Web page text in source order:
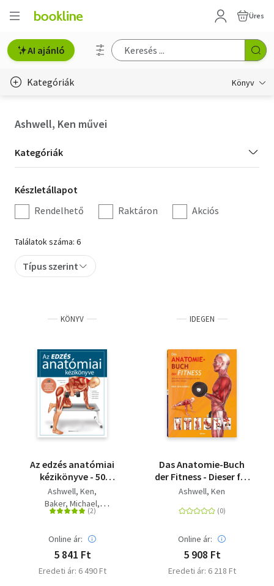
Üres
AI ajánló
Kategóriák Könyv
Hobbi, szabadidő
Irodalom
Művészet
Szakkönyv
Tankönyv, segédkönyv
Társadalomtudomány
Természettudomány
Történelem
Ashwell, Ken művei
Kategória
szűrés
Kategóriák
Készletállapot
szűrés
Készletállapot
Rendelhető
Raktáron Akciós
Találatok száma: 6
Típus szerint
KÖNYV
Az edzés anatómiai
kézikönyve - 50
alapgyakorlat
súlyzókkal,
eszközökkel és
Ashwell, Ken
Baker, Michael
Foulcher, Tim
Online ár:
5 841 Ft
Eredeti ár: 6 490 Ft
IDEGEN
Das Anatomie-Buch
der Fitness - Dieser für
Praxis und Theorie
wendet sich an
ebenso wie an Trainer,
Kraft-, Fitness- und
Freizeitsportler
Ashwell, Ken
Online ár:
5 908 Ft
Eredeti ár: 6 218 Ft